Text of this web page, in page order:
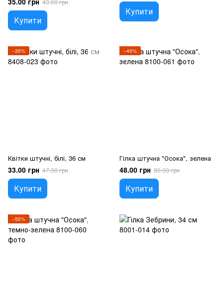
43.00 грн
Купити
Купити
−30%
Квітки штучні, білі, 36 см
33.00 грн 47.00 грн
Купити
−40%
Гілка штучна "Осока", зелена
48.00 грн 80.00 грн
Купити
−50%